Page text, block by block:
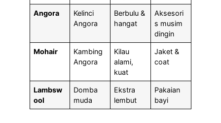
Angora
Kelinci
Angora
Berbulu &
hangat
Aksesori
s musim
dingin
Mohair
Kambing
Angora
Kilau
alami,
kuat
Jaket &
coat
Lambsw
ool
Domba
muda
Ekstra
lembut
Pakaian
bayi